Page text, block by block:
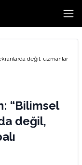
“Bilimsel
değil,